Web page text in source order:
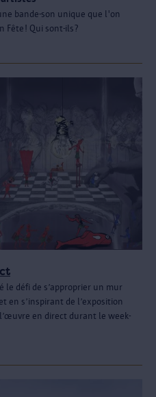
bande-son unique que l'on
Fête! Qui sont-ils?
le défi de s’approprier un mur
en s’inspirant de l’exposition
en direct durant le week-